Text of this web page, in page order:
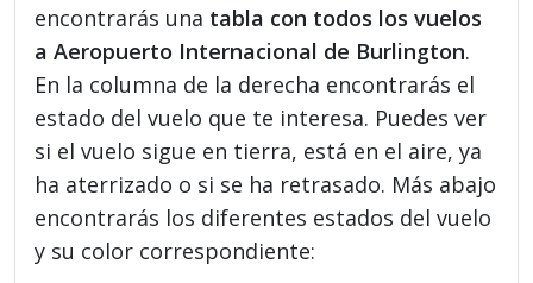
encontrarás una tabla con todos los vuelos
a Aeropuerto Internacional de Burlington.
En la columna de la derecha encontrarás el
estado del vuelo que te interesa. Puedes ver
si el vuelo sigue en tierra, está en el aire, ya
ha aterrizado o si se ha retrasado. Más abajo
encontrarás los diferentes estados del vuelo
y su color correspondiente: